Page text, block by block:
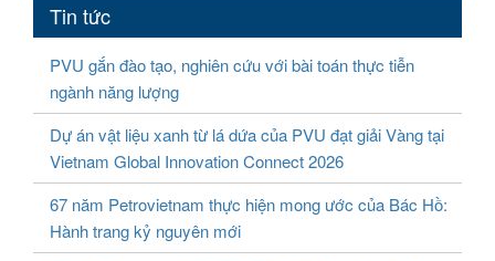
Tin tức
PVU gắn đào tạo, nghiên cứu với bài toán thực tiễn
ngành năng lượng
Dự án vật liệu xanh từ lá dứa của PVU đạt giải Vàng tại
Vietnam Global Innovation Connect 2026
67 năm Petrovietnam thực hiện mong ước của Bác Hồ:
Hành trang kỷ nguyên mới